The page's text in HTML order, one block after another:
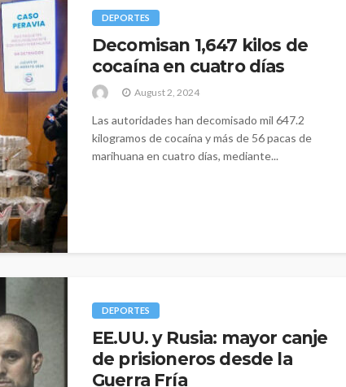
DEPORTES
Decomisan 1,647 kilos de
cocaína en cuatro días
August 2, 2024
Las autoridades han decomisado mil 647.2
kilogramos de cocaína y más de 56 pacas de
marihuana en cuatro días, mediante...
DEPORTES
EE.UU. y Rusia: mayor canje
de prisioneros desde la
Guerra Fría